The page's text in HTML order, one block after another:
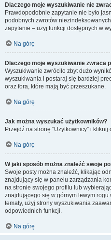
Dlaczego moje wyszukiwanie nie
Prawdopodobnie zapytanie nie było
podobnych zwrotów
zapytanie – użyj funkcji dostępnych w
Na górę
Dlaczego moje wyszukiwanie zwraca
Wyszukiwanie zwróciło zbyt dużo
wyszukiwania i postaraj się bardziej
oraz fora, które mają być przeszukane.
Na górę
Jak można wyszukać użytkowników?
Przejdź na stronę “Użytkownicy” i
Na górę
W jaki sposób można znaleźć swoje
Swoje posty można znaleźć, klikając
znajdujący się w panelu zarządzania
na stronie swojego profilu lub
znajdującego się w górnym lewym rogu
tematy, użyj strony wyszukiwania
odpowiednich funkcji.
Na górę